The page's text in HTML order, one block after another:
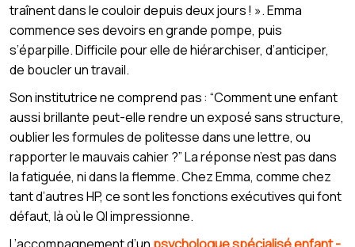
traînent dans le couloir depuis deux jours ! ». Emma
commence ses devoirs en grande pompe, puis
s’éparpille. Difficile pour elle de hiérarchiser, d’anticiper,
de boucler un travail.
Son institutrice ne comprend pas : “Comment une enfant
aussi brillante peut-elle rendre un exposé sans structure,
oublier les formules de politesse dans une lettre, ou
rapporter le mauvais cahier ?” La réponse n’est pas dans
la fatiguée, ni dans la flemme. Chez Emma, comme chez
tant d’autres HP, ce sont les fonctions exécutives qui font
défaut, là où le QI impressionne.